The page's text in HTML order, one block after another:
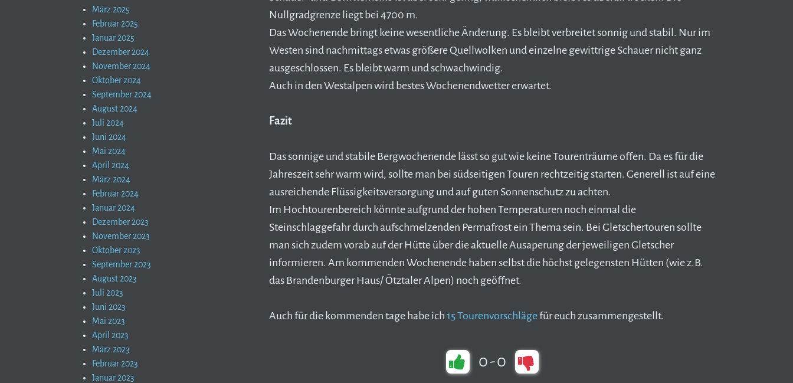
Nullgradgrenze liegt bei 4700 m.
Das Wochenende bringt keine wesentliche Änderung. Es bleibt verbreitet sonnig und stabil. Nur im
Westen sind nachmittags etwas größere Quellwolken und einzelne gewittrige Schauer nicht ganz
ausgeschlossen. Es bleibt warm und schwachwindig.
Auch in den Westalpen wird bestes Wochenendwetter erwartet.
Fazit
Das sonnige und stabile Bergwochenende lässt so gut wie keine Tourenträume offen. Da es für die
Jahreszeit sehr warm wird, sollte man bei südseitigen Touren rechtzeitig starten. Generell ist auf eine
ausreichende Flüssigkeitsversorgung und auf guten Sonnenschutz zu achten.
Im Hochtourenbereich könnte aufgrund der hohen Temperaturen noch einmal die
Steinschlaggefahr durch aufschmelzenden Permafrost ein Thema sein. Bei Gletschertouren sollte
man sich zudem vorab auf der Hütte über die aktuelle Ausaperung der jeweiligen Gletscher
informieren. Am kommenden Wochenende haben selbst die höchst gelegensten Hütten (wie z.B.
das Brandenburger Haus/ Ötztaler Alpen) noch geöffnet.
Auch für die kommenden tage habe ich 15 Tourenvorschlägefür euch zusammengestellt.
0-0
März 2025
Februar 2025
Januar 2025
Dezember 2024
November 2024
Oktober 2024
September 2024
August 2024
Juli 2024
Juni 2024
Mai 2024
April 2024
März 2024
Februar 2024
Januar 2024
Dezember 2023
November 2023
Oktober 2023
September 2023
August 2023
Juli 2023
Juni 2023
Mai 2023
April 2023
März 2023
Februar 2023
Januar 2023